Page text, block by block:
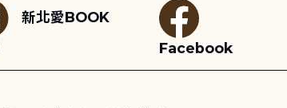
新北愛BOOK
Facebook